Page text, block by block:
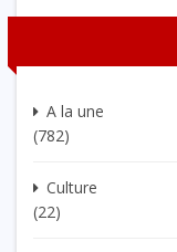
A la une
(782)
Culture
(22)